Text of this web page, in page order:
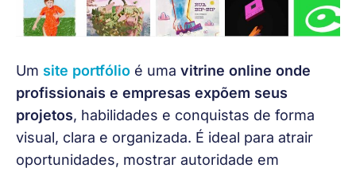
Um site portfólio é uma vitrine online onde
profissionais e empresas expõem seus
projetos, habilidades e conquistas de forma
visual, clara e organizada. É ideal para atrair
oportunidades, mostrar autoridade em